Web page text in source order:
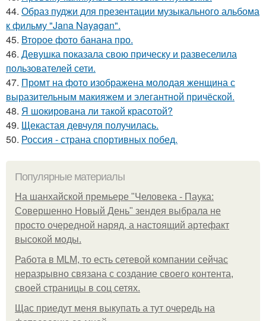
44. Образ пуджи для презентации музыкального альбома
к фильму "Jana Nayagan".
45. Второе фото банана про.
46. Девушка показала свою прическу и развеселила
пользователей сети.
47. Промт на фото изображена молодая женщина с
выразительным макияжем и элегантной причёской.
48. Я шокирована ли такой красотой?
49. Щекастая девчуля получилась.
50. Россия - страна спортивных побед.
Популярные материалы
На шанхайской премьере "Человека - Паука:
Совершенно Новый День" зендея выбрала не
просто очередной наряд, а настоящий артефакт
высокой моды.
Работа в MLM, то есть сетевой компании сейчас
неразрывно связана с создание своего контента,
своей страницы в соц сетях.
Щас приедут меня выкупать а тут очередь на